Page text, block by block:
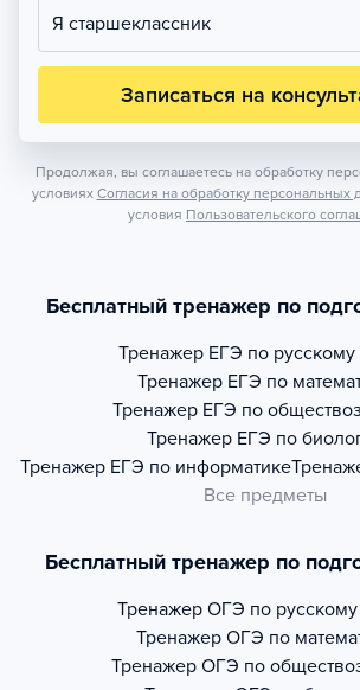
Я старшеклассник
Записаться на
Продолжая, вы соглашаетесь на обработку
условиях Согласия на обработку персональных
условия Пользовательского
Бесплатный тренажер по
Тренажер ЕГЭ по русскому
Тренажер ЕГЭ по
Тренажер ЕГЭ по
Тренажер ЕГЭ по
Тренажер ЕГЭ по информатике
Все предметы
Бесплатный тренажер по
Тренажер ОГЭ по
Тренажер ОГЭ по
Тренажер ОГЭ по